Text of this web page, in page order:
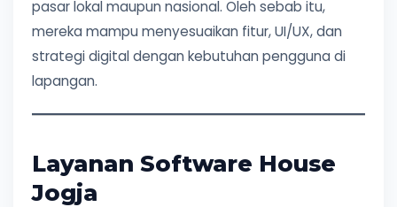
pasar lokal maupun nasional. Oleh sebab itu,
mereka mampu menyesuaikan fitur, UI/UX, dan
strategi digital dengan kebutuhan pengguna di
lapangan.
Layanan Software House
Jogja